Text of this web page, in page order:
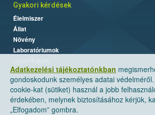
Adatkezelési tájékoztatónkban
gondoskodunk személyes adatai
cookie-kat (sütiket) használ a jobb
érdekében, melynek biztosításához kérjük,
„Elfogadom” gombra.
Gyakori kérdések
Élelmiszer
Állat
Növény
Laboratóriumok